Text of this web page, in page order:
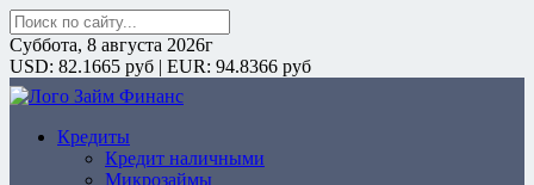
Поиск:
Суббота, 8 августа 2026г
USD: 82.1665 руб | EUR: 94.8366 руб
ZaymFinans
Кредиты
Кредит наличными
Микрозаймы